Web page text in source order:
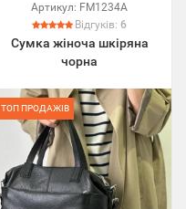
Артикул: FM1234A
Відгуків: 6
Сумка жіноча шкіряна
чорна
ТОП ПРОДАЖІВ